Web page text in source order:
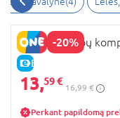
-20%
E-KAINA
BARBIE 2 rūbų
13,59 €
16,99 €
Perkant papildomą